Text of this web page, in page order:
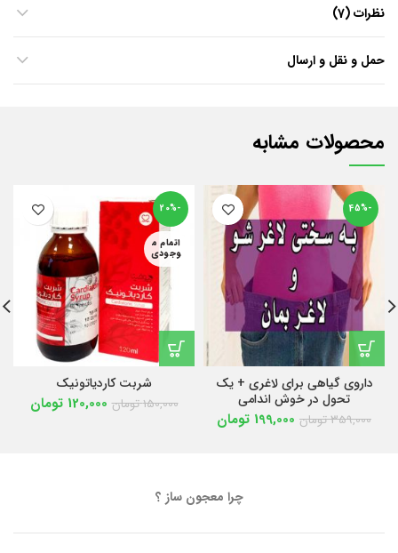
نظرات (7)
حمل و نقل و ارسال
محصولات مشابه
-45%
داروی گیاهی برای لاغری + یک
تحول در خوش اندامی
359,000تومان 199,000 تومان
-20%
اتمام م
وجودی
شربت کاردیاتونیک
150,000تومان 120,000 تومان
چرا معجون ساز ؟